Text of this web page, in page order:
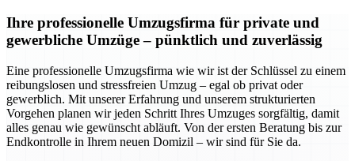
Ihre professionelle Umzugsfirma für private und
gewerbliche Umzüge – pünktlich und zuverlässig
Eine professionelle Umzugsfirma wie wir ist der Schlüssel zu einem
reibungslosen und stressfreien Umzug – egal ob privat oder
gewerblich. Mit unserer Erfahrung und unserem strukturierten
Vorgehen planen wir jeden Schritt Ihres Umzuges sorgfältig, damit
alles genau wie gewünscht abläuft. Von der ersten Beratung bis zur
Endkontrolle in Ihrem neuen Domizil – wir sind für Sie da.